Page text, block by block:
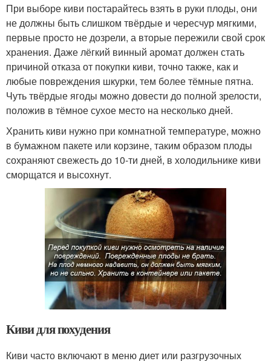
При выборе киви постарайтесь взять в руки плоды, они
не должны быть слишком твёрдые и чересчур мягкими,
первые просто не дозрели, а вторые пережили свой срок
хранения. Даже лёгкий винный аромат должен стать
причиной отказа от покупки киви, точно также, как и
любые повреждения шкурки, тем более тёмные пятна.
Чуть твёрдые ягоды можно довести до полной зрелости,
положив в тёмное сухое место на несколько дней.
Хранить киви нужно при комнатной температуре, можно
в бумажном пакете или корзине, таким образом плоды
сохраняют свежесть до 10-ти дней, в холодильнике киви
сморщатся и высохнут.
Киви для похудения
Киви часто включают в меню диет или разгрузочных